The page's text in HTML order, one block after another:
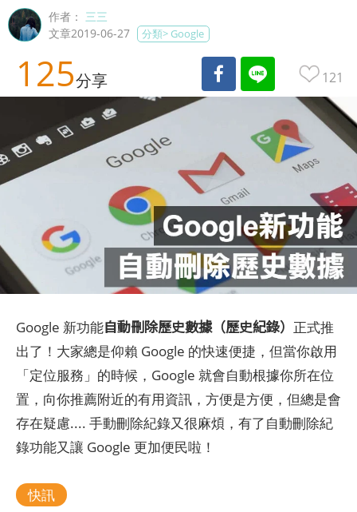
作者： 三三
文章2019-06-27
分類> Google
125分享 121
Google 新功能自動刪除歷史數據（歷史紀錄） 正式推
出了！大家總是仰賴 Google 的快速便捷，但當你啟用
「定位服務」的時候，Google 就會自動根據你所在位
置，向你推薦附近的有用資訊，方便是方便，但總是會
存在疑慮.... 手動刪除紀錄又很麻煩，有了自動刪除紀
錄功能又讓 Google 更加便民啦！
快訊